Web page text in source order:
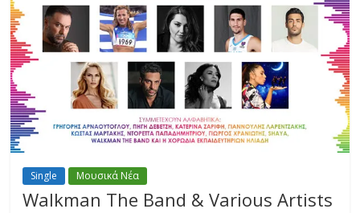
Single Μουσικά Νέα
Walkman The Band & Various Artists